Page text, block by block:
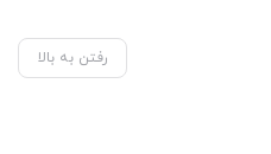
رفتن به بالا